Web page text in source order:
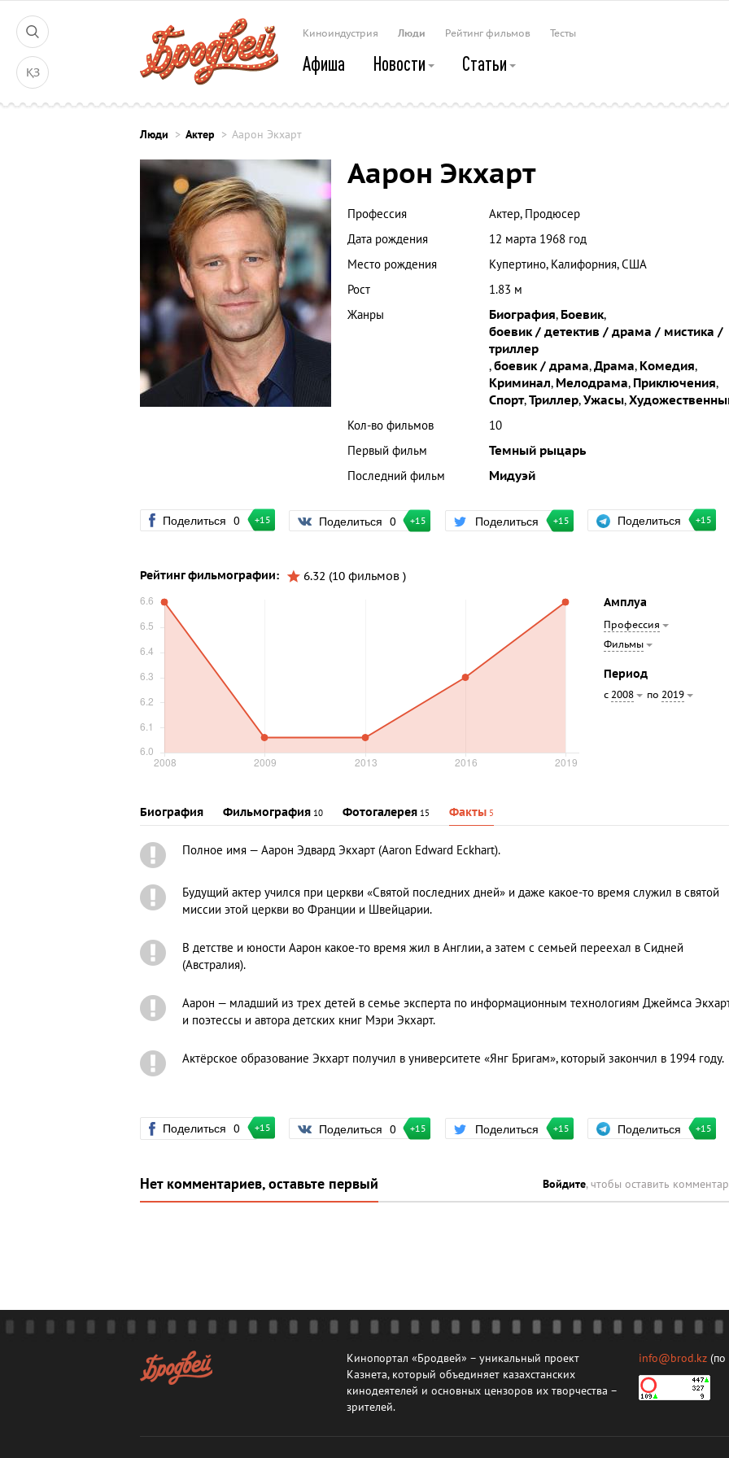
ҚЗ
Киноиндустрия Люди Рейтинг фильмов Тесты
Афиша Новости Статьи
Люди Актер Аарон Экхарт
Аарон Экхарт
Профессия
Актер, Продюсер
Дата рождения
12 марта 1968 год
Место рождения
Купертино, Калифорния, США
Рост
1.83 м
Жанры
Биография, Боевик,
боевик / детектив / драма / мистика /
триллер
,боевик / драма,Драма, Комедия,
Криминал, Мелодрама, Приключения,
Спорт,Триллер,Ужасы,
Кол-во фильмов
10
Первый фильм
Темный рыцарь
Последний фильм
Мидуэй
Поделиться 0 +15 Поделиться 0 +15 Поделиться +15 Поделиться +15
Рейтинг фильмографии:
6.32 (10 фильмов )
Амплуа
Профессия
Фильмы
Период
с 2008 по 2019
Биография Фильмография 10 Фотогалерея 15 Факты 5
Полное имя — Аарон Эдвард Экхарт (Aaron Edward Eckhart).
Будущий актер учился при церкви «Святой последних дней» и даже какое-то время служил в святой
миссии этой церкви во Франции и Швейцарии.
В детстве и юности Аарон какое-то время жил в Англии, а затем с семьей переехал в Сидней
(Австралия).
Аарон — младший из трех детей в семье эксперта по информационным технологиям Джеймса
и поэтессы и автора детских книг Мэри Экхарт.
Актёрское образование Экхарт получил в университете «Янг Бригам», который закончил в 1994 году.
Поделиться 0 +15 Поделиться 0 +15 Поделиться +15 Поделиться +15
Нет комментариев, оставьте первый Войдите, чтобы оставить
Кинопортал «Бродвей» – уникальный проект
Казнета, который объединяет казахстанских
кинодеятелей и основных цензоров их творчества –
зрителей.
info@brod.kz (по